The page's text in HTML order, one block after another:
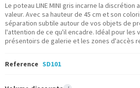
Le poteau LINE MINI gris incarne la discrétion
valeur. Avec sa hauteur de 45 cm et son
séparation subtile autour de vos objets de
l'attention de ce qu'il encadre. Idéal pour les
présentoirs de galerie et les zones d'accès
Reference SD101